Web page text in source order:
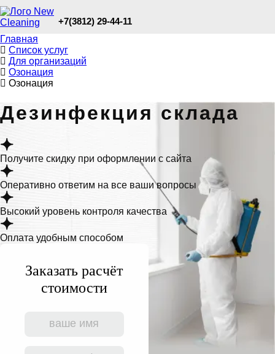
+7(3812) 29-44-11
Главная
Список услуг
Для организаций
Озонация
Озонация
Дезинфекция склада
Получите скидку при оформлении с сайта
Оперативно ответим на все ваши вопросы
Высокий уровень контроля качества
Оплата удобным способом
Заказать расчёт
стоимости